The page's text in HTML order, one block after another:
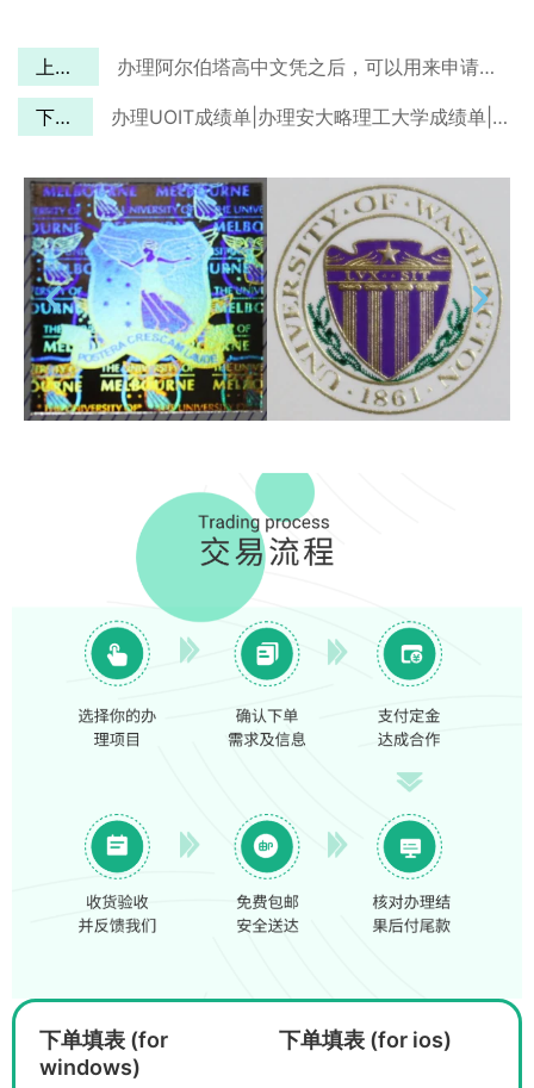
上一篇 办理阿尔伯塔高中文凭之后，可以用来申请大学Offerma ?
下一篇 办理UOIT成绩单|办理安大略理工大学成绩单|加拿大UOIT成绩单购买
下单填表 (for
windows)
下单填表 (for ios)